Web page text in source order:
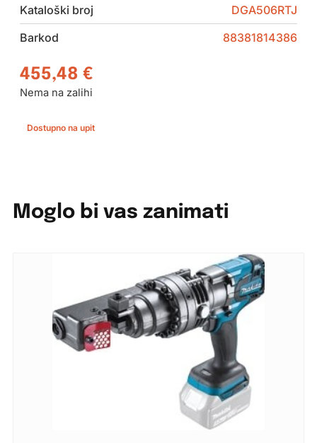
Kataloški broj
DGA506RTJ
Barkod
88381814386
455,48 €
Nema na zalihi
Dostupno na upit
Moglo bi vas zanimati